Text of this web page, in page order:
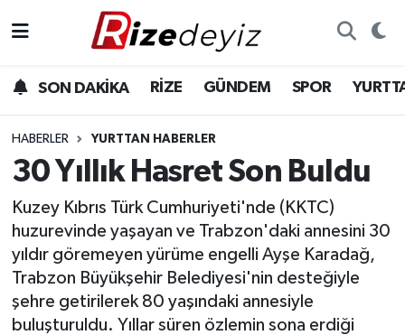
SON DAKİKA RİZE GÜNDEM SPOR
HABERLER YURTTAN HABERLER
30 Yıllık Hasret Son Buldu
Kuzey Kıbrıs Türk Cumhuriyeti'nde (KKTC)
huzurevinde yaşayan ve Trabzon'daki annesini 30
yıldır göremeyen yürüme engelli Ayşe Karadağ,
Trabzon Büyükşehir Belediyesi'nin desteğiyle
şehre getirilerek 80 yaşındaki annesiyle
buluşturuldu. Yıllar süren özlemin sona erdiği
Gündem
Yurttan Haberler
Ekonomi
Teknoloji
Sağlık
Rize Hava Durumu
Rize Trafik Yoğunluk Haritası
Süper Lig Puan Durumu ve Fikstür
Tüm Manşetler
Son Dakika Haberleri